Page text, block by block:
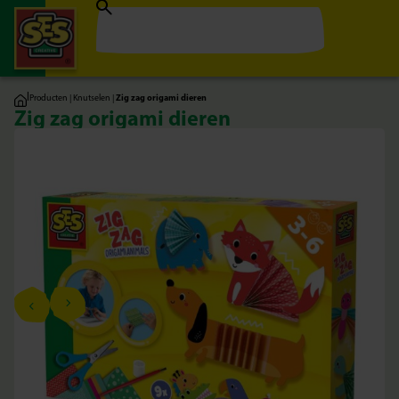
|Producten | Knutselen |Zig zag origami dieren
Zig zag origami dieren